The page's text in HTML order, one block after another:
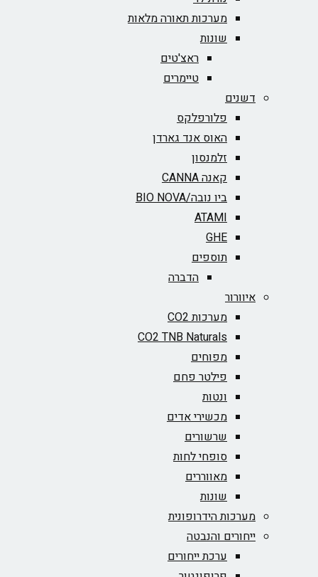
מערכות תאורה מלאות
שונות
ראצ'טים
טיימרים
דשנים
פלורפלקס
האוס אנד גארדן
זלמנסון
קאנה CANNA
ביו נובה/BIO NOVA‏
ATAMI
GHE
תוספים
הדברה
איוורור
מערכות CO2
CO2 TNB Naturals
מפוחים
פילטר פחם
ונטות
מכשירי אדים
שרשורים
סופחי לחות
מאווררים
שונות
מערכות הידרופונית
ייחורים והנבטה
ערכת ייחורים